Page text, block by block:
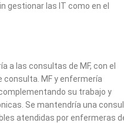
gestionar las IT como en el
a las consultas de MF, con el
consulta. MF y enfermería
su trabajo y
Se mantendría una
atendidas por enfermeras